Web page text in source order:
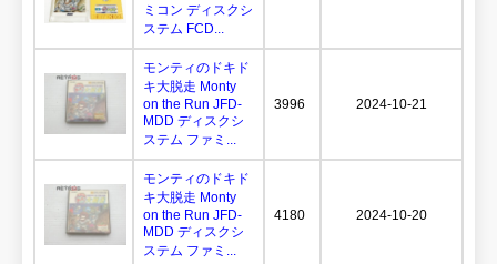
ミコン ディスクシ
ステム FCD...
モンティのドキド
キ大脱走 Monty
on the Run JFD-
MDD ディスクシ
ステム ファミ...
3996 2024-10-21
モンティのドキド
キ大脱走 Monty
on the Run JFD-
MDD ディスクシ
ステム ファミ...
4180 2024-10-20